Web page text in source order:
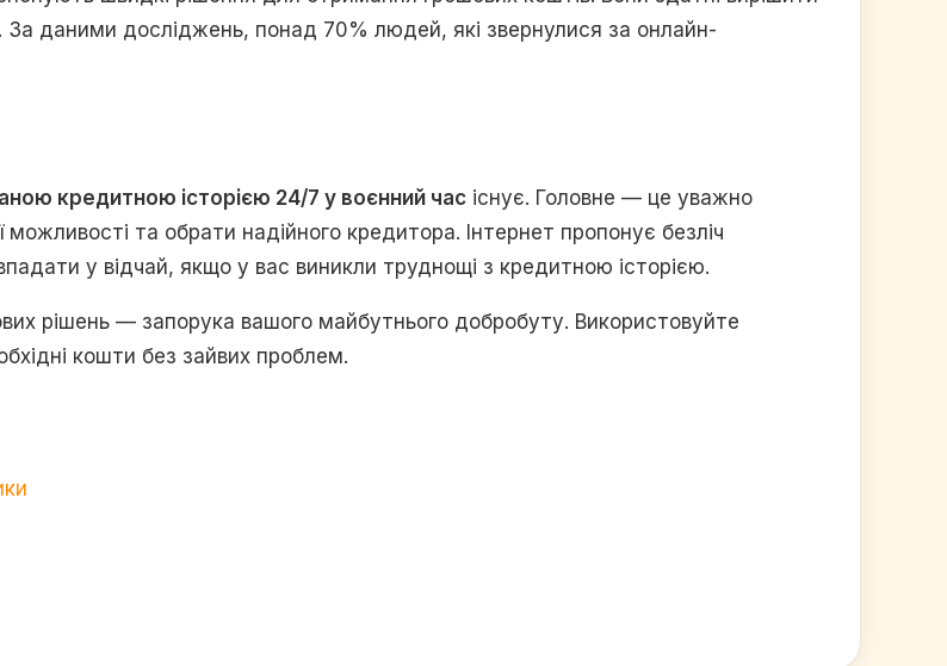
За даними досліджень, понад 70% людей, які звернулися за онлайн-
кредитною історією 24/7 у воєнний час існує. Головне — це уважно
та обрати надійного кредитора. Інтернет пропонує безліч
у відчай, якщо у вас виникли труднощі з кредитною історією.
рішень — запорука вашого майбутнього добробуту. Використовуйте
кошти без зайвих проблем.